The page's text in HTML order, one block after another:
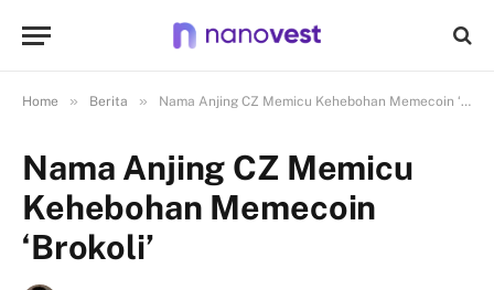
Home » Berita » Nama Anjing CZ Memicu Kehebohan Memecoin ‘Brokoli’
Nama Anjing CZ Memicu
Kehebohan Memecoin
‘Brokoli’